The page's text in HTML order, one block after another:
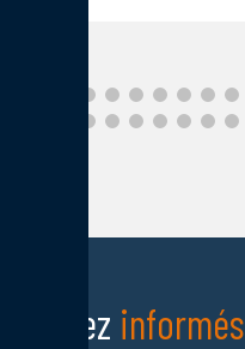
Restez informés